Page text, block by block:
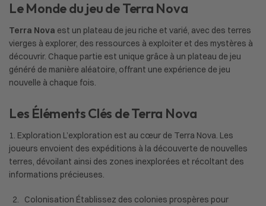
Le Monde du jeu de Terra Nova
Terra Nova est un plateau de jeu riche et varié, avec des terres
vierges à explorer, des ressources à exploiter et des mystères à
découvrir. Chaque partie est unique grâce à un plateau de jeu
généré de manière aléatoire, offrant une expérience de jeu
nouvelle à chaque fois.
Les Éléments Clés de Terra Nova
1. Exploration L’exploration est au cœur de Terra Nova. Les
joueurs envoient des expéditions à la découverte de nouvelles
terres, dévoilant ainsi des zones inexplorées et récoltant des
informations précieuses.
Colonisation Établissez des colonies prospères pour